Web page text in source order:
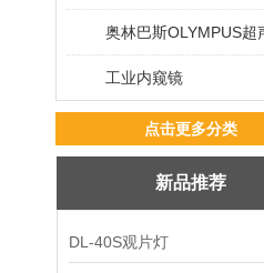
工业内窥镜
点击更多分类
新品推荐
DL-40S观片灯